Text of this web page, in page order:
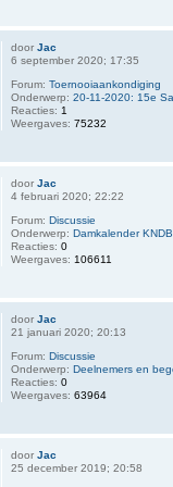
doorJac
6 september 2020; 17:35
Forum:Toernooiaankondiging
Onderwerp:20-11-2020: 15e
Reacties: 1
Weergaves:75232
doorJac
4 februari 2020; 22:22
Forum:Discussie
Onderwerp:Damkalender
Reacties:0
Weergaves: 106611
doorJac
21 januari 2020; 20:13
Forum:Discussie
Onderwerp:Deelnemers en
Reacties:0
Weergaves:63964
doorJac
25 december 2019; 20:58